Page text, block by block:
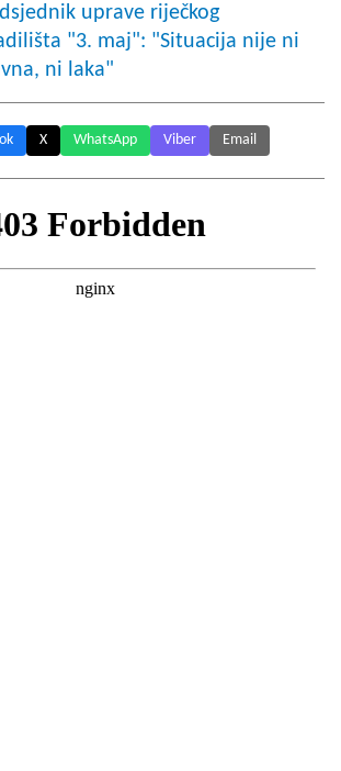
uprave riječkog
"3. maj": "Situacija nije ni
ni laka"
X WhatsApp Viber Email